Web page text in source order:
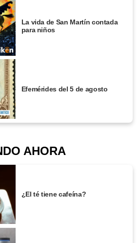
La vida de San Martín contada
para niños
Efemérides del 5 de agosto
AHORA
¿El té tiene cafeína?